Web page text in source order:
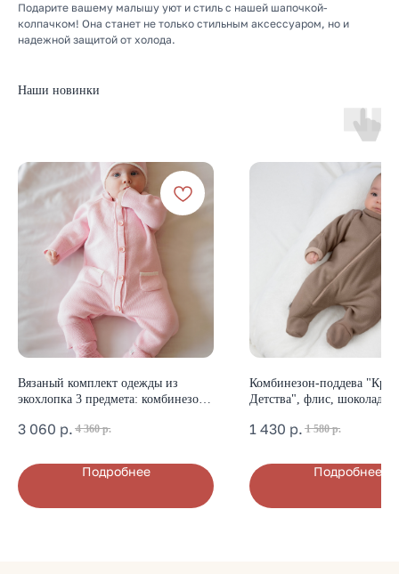
Подарите вашему малышу уют и стиль с нашей шапочкой-
колпачком! Она станет не только стильным аксессуаром, но и
надежной защитой от холода.
Наши новинки
Вязаный комплект одежды из
экохлопка 3 предмета: комбинезон,
3 060 р. 4 360 р.
Подробнее
Комбинезон-поддева
Детства", флис, шоколад
1 430 р. 1 580 р.
Подробнее
Летняя
Зимняя
Демисезонная
Готовые подборки
Комплекты на выписку
Комбинезоны
mikiniki-shop@yandex.ru
КОНТАКТЫ
Политика конфиденциальности
Публичная оферта
ДОКУМЕНТЫ